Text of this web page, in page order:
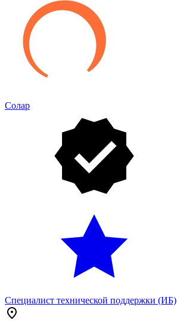
Солар
Специалист технической поддержки (ИБ)